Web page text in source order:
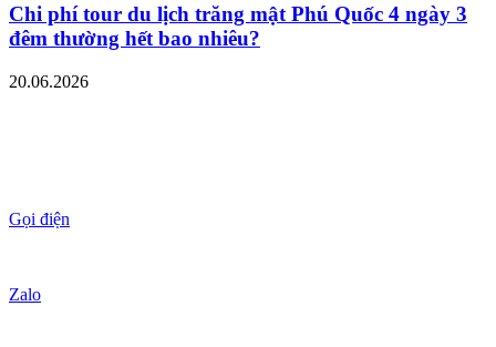
Chi phí tour du lịch trăng mật Phú Quốc 4 ngày 3
đêm thường hết bao nhiêu?
20.06.2026
Gọi điện
Zalo